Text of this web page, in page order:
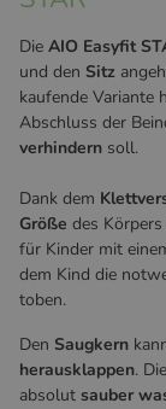
Die AIO Easyfit
und den Sitz
kaufende Variante
Abschluss der
verhindern soll.
Dank dem
Größe des Körpers
für Kinder mit
dem Kind die
toben.
Den Saugkern
herausklappen.
absolut sauber